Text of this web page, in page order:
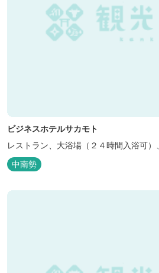
ビジネスホテルサカモト
レストラン、大浴場（２４時間入浴可
中南勢